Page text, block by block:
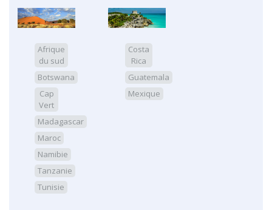
Afrique
du sud
Botswana
Cap
Vert
Madagascar
Maroc
Namibie
Tanzanie
Tunisie
Costa
Rica
Guatemala
Mexique